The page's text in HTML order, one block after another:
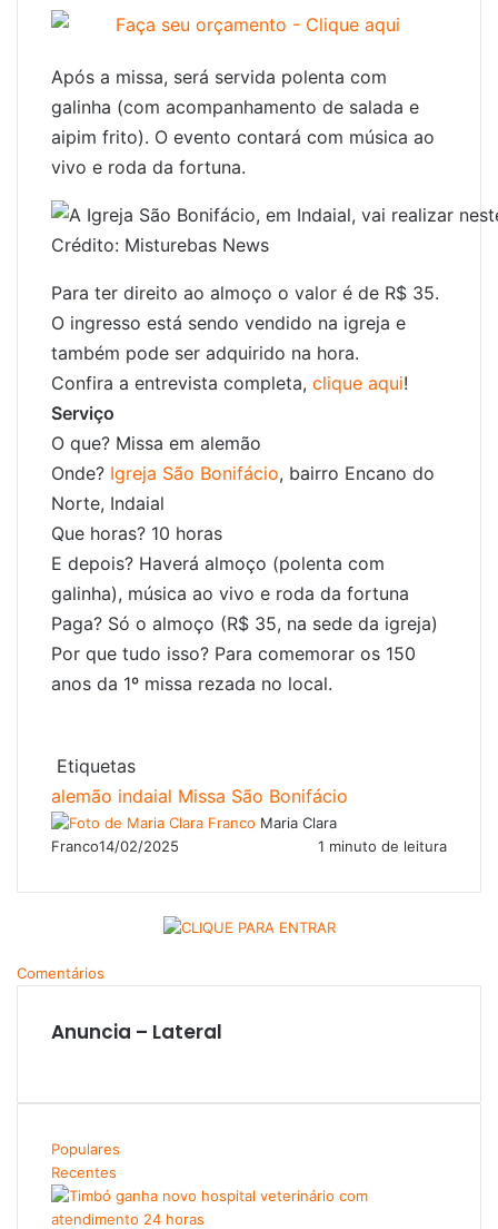
Após a missa, será servida polenta com
galinha (com acompanhamento de salada e
aipim frito). O evento contará com música ao
vivo e roda da fortuna.
Crédito: Misturebas News
Para ter direito ao almoço o valor é de R$ 35.
O ingresso está sendo vendido na igreja e
também pode ser adquirido na hora.
Confira a entrevista completa, clique aqui!
Serviço
O que? Missa em alemão
Onde? Igreja São Bonifácio, bairro Encano do
Norte, Indaial
Que horas? 10 horas
E depois? Haverá almoço (polenta com
galinha), música ao vivo e roda da fortuna
Paga? Só o almoço (R$ 35, na sede da igreja)
Por que tudo isso? Para comemorar os 150
anos da 1º missa rezada no local.
Etiquetas
alemão indaial Missa São Bonifácio
Maria Clara
Franco14/02/2025 1 minuto de leitura
Comentários
Anuncia – Lateral
Populares
Recentes